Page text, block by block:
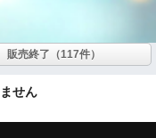
販売終了（117件）
せん